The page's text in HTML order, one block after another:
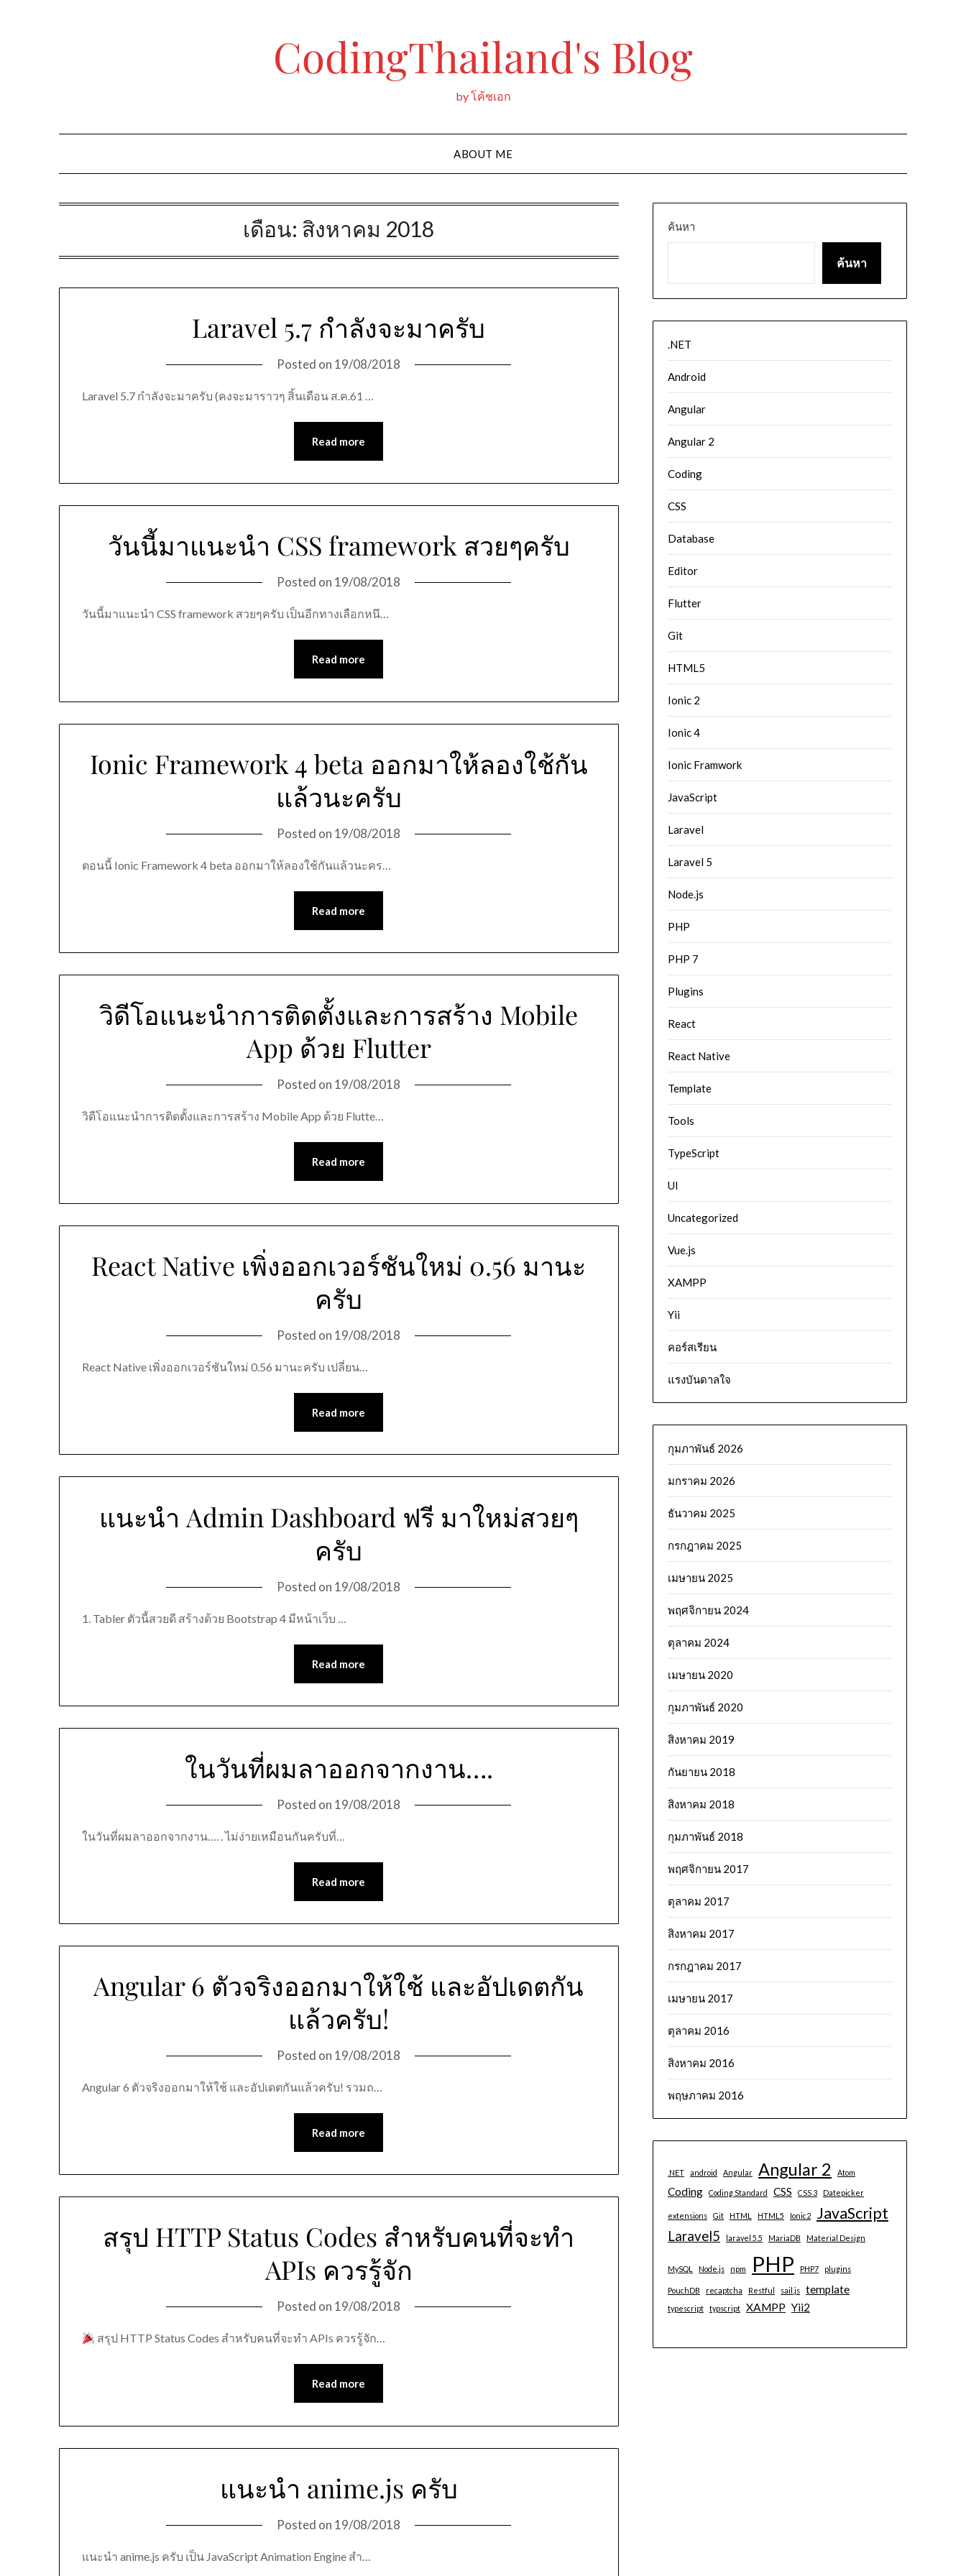
CodingThailand's Blog
by โค้ชเอก
ABOUT ME
เดือน: สิงหาคม 2018
Laravel 5.7 กำลังจะมาครับ
Posted on 19/08/2018
Laravel 5.7 กำลังจะมาครับ (คงจะมาราวๆ สิ้นเดือน ส.ค.61 …
Read more
วันนี้มาแนะนำ CSS framework สวยๆครับ
Posted on 19/08/2018
วันนี้มาแนะนำ CSS framework สวยๆครับ เป็นอีกทางเลือกหนึ…
Read more
Ionic Framework 4 beta ออกมาให้ลองใช้กัน
แล้วนะครับ
Posted on 19/08/2018
ตอนนี้ Ionic Framework 4 beta ออกมาให้ลองใช้กันแล้วนะคร…
Read more
วิดีโอแนะนำการติดตั้งและการสร้าง Mobile
App ด้วย Flutter
Posted on 19/08/2018
วิดีโอแนะนำการติดตั้งและการสร้าง Mobile App ด้วย Flutte…
Read more
React Native เพิ่งออกเวอร์ชันใหม่ 0.56 มานะ
ครับ
Posted on 19/08/2018
React Native เพิ่งออกเวอร์ชันใหม่ 0.56 มานะครับ เปลี่ยน…
Read more
แนะนำ Admin Dashboard ฟรี มาใหม่สวยๆ
ครับ
Posted on 19/08/2018
1. Tabler ตัวนี้สวยดี สร้างด้วย Bootstrap 4 มีหน้าเว็บ …
Read more
ในวันที่ผมลาออกจากงาน….
Posted on 19/08/2018
ในวันที่ผมลาออกจากงาน…. . ไม่ง่ายเหมือนกันครับที่…
Read more
Angular 6 ตัวจริงออกมาให้ใช้ และอัปเดตกัน
แล้วครับ!
Posted on 19/08/2018
Angular 6 ตัวจริงออกมาให้ใช้ และอัปเดตกันแล้วครับ! รวมถ…
Read more
สรุป HTTP Status Codes สำหรับคนที่จะทำ
APIs ควรรู้จัก
Posted on 19/08/2018
สรุป HTTP Status Codes สำหรับคนที่จะทำ APIs ควรรู้จัก…
Read more
แนะนำ anime.js ครับ
Posted on 19/08/2018
แนะนำ anime.js ครับ เป็น JavaScript Animation Engine สำ…
ค้นหา
ค้นหา
.NET
Android
Angular
Angular 2
Coding
CSS
Database
Editor
Flutter
Git
HTML5
Ionic 2
Ionic 4
Ionic Framwork
JavaScript
Laravel
Laravel 5
Node.js
PHP
PHP 7
Plugins
React
React Native
Template
Tools
TypeScript
UI
Uncategorized
Vue.js
XAMPP
Yii
คอร์สเรียน
แรงบันดาลใจ
กุมภาพันธ์ 2026
มกราคม 2026
ธันวาคม 2025
กรกฎาคม 2025
เมษายน 2025
พฤศจิกายน 2024
ตุลาคม 2024
เมษายน 2020
กุมภาพันธ์ 2020
สิงหาคม 2019
กันยายน 2018
สิงหาคม 2018
กุมภาพันธ์ 2018
พฤศจิกายน 2017
ตุลาคม 2017
สิงหาคม 2017
กรกฎาคม 2017
เมษายน 2017
ตุลาคม 2016
สิงหาคม 2016
พฤษภาคม 2016
.NET android Angular Angular 2 Atom
Coding Coding Standard CSS CSS 3 Datepicker
extensions Git HTML HTML5 Ionic2 JavaScript
Laravel5 laravel 5.5 MariaDB Material Design
MySQL Node.js npm PHP PHP7 plugins
PouchDB recaptcha Restful sail.js template
typescript typscript XAMPP Yii2